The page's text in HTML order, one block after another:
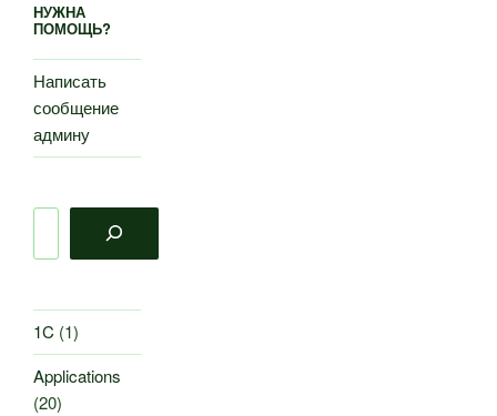
НУЖНА
ПОМОЩЬ?
Написать
сообщение
админу
1C (1)
Applications
(20)